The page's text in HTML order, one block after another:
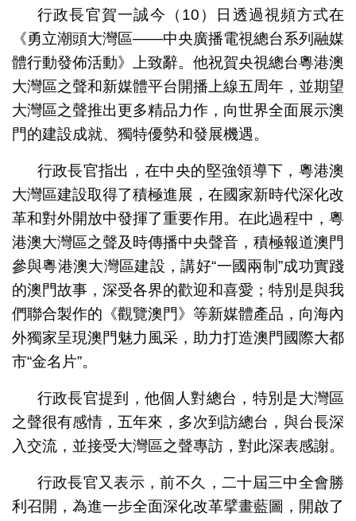
行政長官賀一誠今（10）日透過視頻方式在
《勇立潮頭大灣區——中央廣播電視總台系列融媒
體行動發佈活動》上致辭。他祝賀央視總台粵港澳
大灣區之聲和新媒體平台開播上線五周年，並期望
大灣區之聲推出更多精品力作，向世界全面展示澳
門的建設成就、獨特優勢和發展機遇。
行政長官指出，在中央的堅強領導下，粵港澳
大灣區建設取得了積極進展，在國家新時代深化改
革和對外開放中發揮了重要作用。在此過程中，粵
港澳大灣區之聲及時傳播中央聲音，積極報道澳門
參與粵港澳大灣區建設，講好“一國兩制”成功實踐
的澳門故事，深受各界的歡迎和喜愛；特別是與我
們聯合製作的《觀覽澳門》等新媒體產品，向海內
外獨家呈現澳門魅力風采，助力打造澳門國際大都
市“金名片”。
行政長官提到，他個人對總台，特別是大灣區
之聲很有感情，五年來，多次到訪總台，與台長深
入交流，並接受大灣區之聲專訪，對此深表感謝。
行政長官又表示，前不久，二十屆三中全會勝
利召開，為進一步全面深化改革擘畫藍圖，開啟了